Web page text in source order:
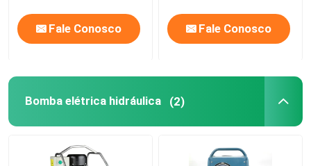
Vídeos
Fale Conosco Fale Conosco
Bomba elétrica hidráulica (2)